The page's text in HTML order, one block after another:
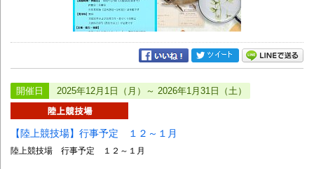
開催日 2025年12月1日（月）～ 2026年1月31日（土）
【陸上競技場】行事予定 １２～１月
陸上競技場 行事予定 １２～１月